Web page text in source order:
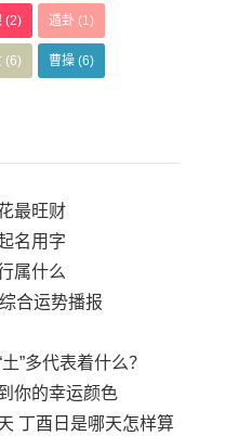
(2) 遁卦 (1)
(6) 曹操 (6)
最旺财
名用字
属什么
合运势播报
”多代表着什么？
你的幸运颜色
丁酉日是哪天怎样算